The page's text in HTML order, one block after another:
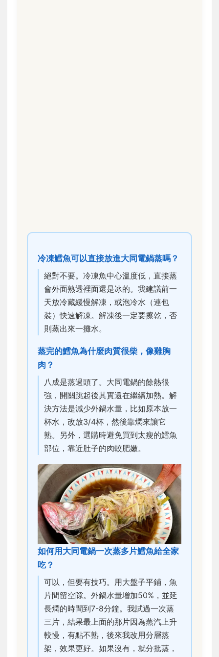
冷凍鱈魚可以直接放進大同電鍋蒸嗎？
絕對不要。冷凍魚中心溫度低，直接蒸
會外面熟透裡面還是冰的。我建議前一
天放冷藏緩慢解凍，或泡冷水（連包
裝）快速解凍。解凍後一定要擦乾，否
則蒸出來一攤水。
蒸完的鱈魚為什麼肉質很柴，像雞胸
肉？
八成是蒸過頭了。大同電鍋的餘熱很
強，開關跳起後其實還在繼續加熱。解
決方法是減少外鍋水量，比如原本放一
杯水，改放3/4杯，然後靠燜來讓它
熟。另外，選購時避免買到太瘦的鱈魚
部位，靠近肚子的肉較肥嫩。
如何用大同電鍋一次蒸多片鱈魚給全家
吃？
可以，但要有技巧。用大盤子平鋪，魚
片間留空隙。外鍋水量增加50%，並延
長燜的時間到7-8分鐘。我試過一次蒸
三片，結果最上面的那片因為蒸汽上升
較慢，有點不熟，後來我改用分層蒸
架，效果更好。如果沒有，就分批蒸，